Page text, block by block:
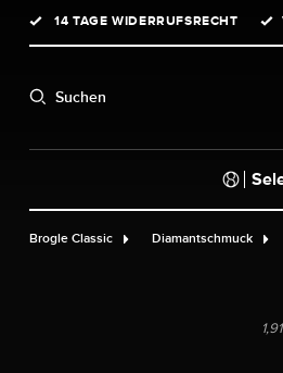
Zur Hauptnavigation
14 TAGE WIDERRUFSRECHT
Suchen
Brogle Classic Diamantschmuck